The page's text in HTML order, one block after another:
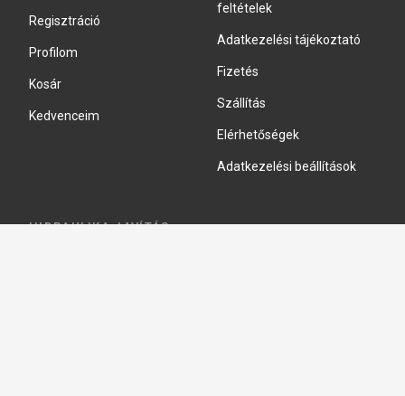
Regisztráció
Profilom
Kosár
Kedvenceim
feltételek
Adatkezelési tájékoztató
Fizetés
Szállítás
Elérhetőségek
Adatkezelési beállítások
HIDRAULIKA JAVÍTÁS